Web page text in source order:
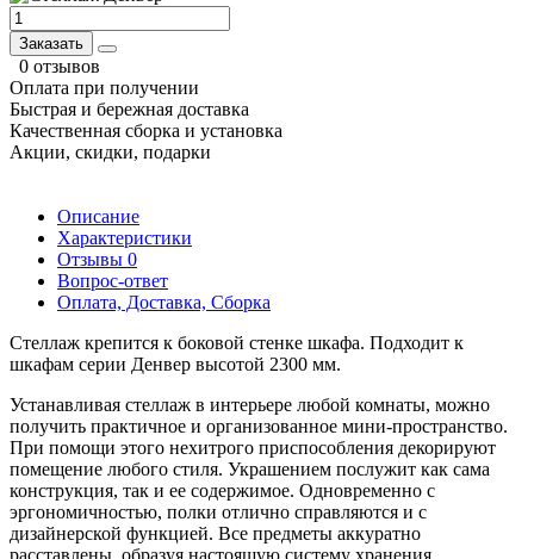
Заказать
0 отзывов
Оплата при получении
Быстрая и бережная доставка
Качественная сборка и установка
Акции, скидки, подарки
Описание
Характеристики
Отзывы 0
Вопрос-ответ
Оплата, Доставка, Сборка
Стеллаж крепится к боковой стенке шкафа. Подходит к
шкафам серии Денвер высотой 2300 мм.
Устанавливая стеллаж в интерьере любой комнаты, можно
получить практичное и организованное мини-пространство.
При помощи этого нехитрого приспособления декорируют
помещение любого стиля. Украшением послужит как сама
конструкция, так и ее содержимое. Одновременно с
эргономичностью, полки отлично справляются и с
дизайнерской функцией. Все предметы аккуратно
расставлены, образуя настоящую систему хранения.